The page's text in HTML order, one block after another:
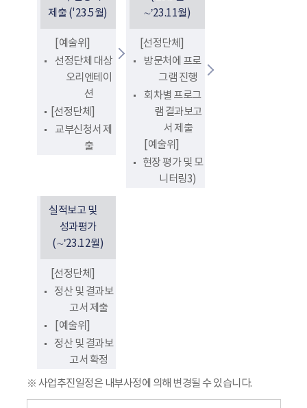
제출 ('23.5월)
[예술위]
선정단체 대상
오리엔테이
션
[선정단체]
교부신청서 제
출
∼’23.11월)
[선정단체]
방문처에 프로
그램 진행
회차별 프로그
램 결과보고
서 제출
[예술위]
현장 평가 및 모
니터링3)
실적보고 및
성과평가
(∼’23.12월)
[선정단체]
정산 및 결과보
고서 제출
[예술위]
정산 및 결과보
고서 확정
※ 사업추진일정은 내부사정에 의해 변경될 수 있습니다.